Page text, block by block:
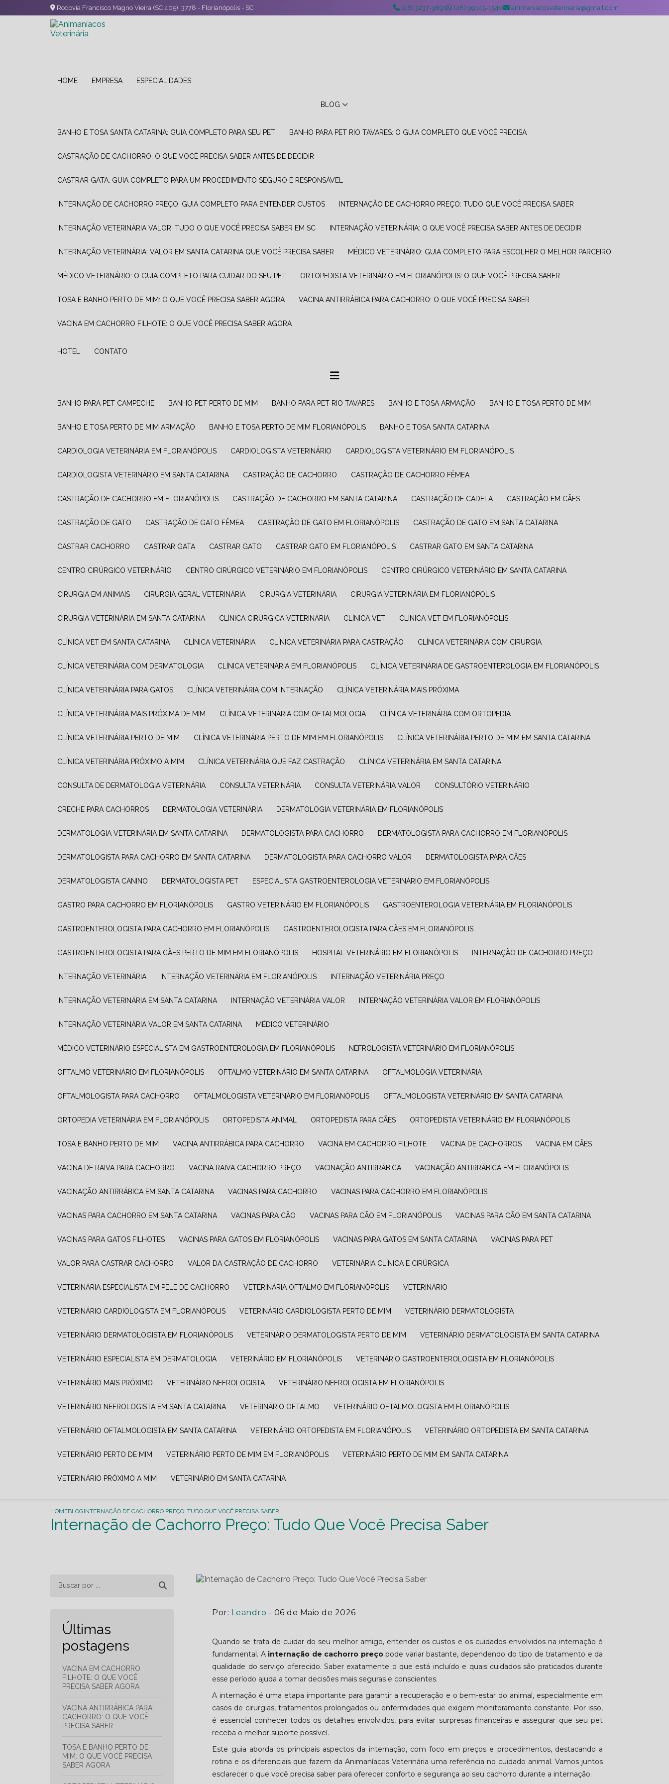
Rodovia Francisco Magno Vieira (SC 405), 3778 - Florianópolis - SC (48) 3237-3891 (48) 99145-1540 animaniacosveterinaria@gmail.com
HOME EMPRESA ESPECIALIDADES
BLOG
BANHO E TOSA SANTA CATARINA: GUIA COMPLETO PARA SEU PET BANHO PARA PET RIO TAVARES: O GUIA COMPLETO QUE VOCÊ PRECISA
CASTRAÇÃO DE CACHORRO: O QUE VOCÊ PRECISA SABER ANTES DE DECIDIR
CASTRAR GATA: GUIA COMPLETO PARA UM PROCEDIMENTO SEGURO E RESPONSÁVEL
INTERNAÇÃO DE CACHORRO PREÇO: GUIA COMPLETO PARA ENTENDER CUSTOS INTERNAÇÃO DE CACHORRO PREÇO: TUDO QUE VOCÊ PRECISA SABER
INTERNAÇÃO VETERINÁRIA VALOR: TUDO O QUE VOCÊ PRECISA SABER EM SC INTERNAÇÃO VETERINÁRIA: O QUE VOCÊ PRECISA SABER ANTES DE DECIDIR
INTERNAÇÃO VETERINÁRIA: VALOR EM SANTA CATARINA QUE VOCÊ PRECISA SABER MÉDICO VETERINÁRIO: GUIA COMPLETO PARA ESCOLHER O MELHOR PARCEIRO
MÉDICO VETERINÁRIO: O GUIA COMPLETO PARA CUIDAR DO SEU PET ORTOPEDISTA VETERINÁRIO EM FLORIANÓPOLIS: O QUE VOCÊ PRECISA SABER
TOSA E BANHO PERTO DE MIM: O QUE VOCÊ PRECISA SABER AGORA VACINA ANTIRRÁBICA PARA CACHORRO: O QUE VOCÊ PRECISA SABER
VACINA EM CACHORRO FILHOTE: O QUE VOCÊ PRECISA SABER AGORA
HOTEL CONTATO
BANHO PARA PET CAMPECHE BANHO PET PERTO DE MIM BANHO PARA PET RIO TAVARES BANHO E TOSA ARMAÇÃO BANHO E TOSA PERTO DE MIM
BANHO E TOSA PERTO DE MIM ARMAÇÃO BANHO E TOSA PERTO DE MIM FLORIANÓPOLIS BANHO E TOSA SANTA CATARINA
CARDIOLOGIA VETERINÁRIA EM FLORIANÓPOLIS CARDIOLOGISTA VETERINÁRIO CARDIOLOGISTA VETERINÁRIO EM FLORIANÓPOLIS
CARDIOLOGISTA VETERINÁRIO EM SANTA CATARINA CASTRAÇÃO DE CACHORRO CASTRAÇÃO DE CACHORRO FÊMEA
CASTRAÇÃO DE CACHORRO EM FLORIANÓPOLIS CASTRAÇÃO DE CACHORRO EM SANTA CATARINA CASTRAÇÃO DE CADELA CASTRAÇÃO EM CÃES
CASTRAÇÃO DE GATO CASTRAÇÃO DE GATO FÊMEA CASTRAÇÃO DE GATO EM FLORIANÓPOLIS CASTRAÇÃO DE GATO EM SANTA CATARINA
CASTRAR CACHORRO CASTRAR GATA CASTRAR GATO CASTRAR GATO EM FLORIANÓPOLIS CASTRAR GATO EM SANTA CATARINA
CENTRO CIRÚRGICO VETERINÁRIO CENTRO CIRÚRGICO VETERINÁRIO EM FLORIANÓPOLIS CENTRO CIRÚRGICO VETERINÁRIO EM SANTA CATARINA
CIRURGIA EM ANIMAIS CIRURGIA GERAL VETERINÁRIA CIRURGIA VETERINÁRIA CIRURGIA VETERINÁRIA EM FLORIANÓPOLIS
CIRURGIA VETERINÁRIA EM SANTA CATARINA CLÍNICA CIRÚRGICA VETERINÁRIA CLÍNICA VET CLÍNICA VET EM FLORIANÓPOLIS
CLÍNICA VET EM SANTA CATARINA CLÍNICA VETERINÁRIA CLÍNICA VETERINÁRIA PARA CASTRAÇÃO CLÍNICA VETERINÁRIA COM CIRURGIA
CLÍNICA VETERINÁRIA COM DERMATOLOGIA CLÍNICA VETERINÁRIA EM FLORIANÓPOLIS CLÍNICA VETERINÁRIA DE GASTROENTEROLOGIA EM FLORIANÓPOLIS
CLÍNICA VETERINÁRIA PARA GATOS CLÍNICA VETERINÁRIA COM INTERNAÇÃO CLÍNICA VETERINÁRIA MAIS PRÓXIMA
CLÍNICA VETERINÁRIA MAIS PRÓXIMA DE MIM CLÍNICA VETERINÁRIA COM OFTALMOLOGIA CLÍNICA VETERINÁRIA COM ORTOPEDIA
CLÍNICA VETERINÁRIA PERTO DE MIM CLÍNICA VETERINÁRIA PERTO DE MIM EM FLORIANÓPOLIS CLÍNICA VETERINÁRIA PERTO DE MIM EM SANTA CATARINA
CLÍNICA VETERINÁRIA PRÓXIMO A MIM CLÍNICA VETERINÁRIA QUE FAZ CASTRAÇÃO CLÍNICA VETERINÁRIA EM SANTA CATARINA
CONSULTA DE DERMATOLOGIA VETERINÁRIA CONSULTA VETERINÁRIA CONSULTA VETERINÁRIA VALOR CONSULTÓRIO VETERINÁRIO
CRECHE PARA CACHORROS DERMATOLOGIA VETERINÁRIA DERMATOLOGIA VETERINÁRIA EM FLORIANÓPOLIS
DERMATOLOGIA VETERINÁRIA EM SANTA CATARINA DERMATOLOGISTA PARA CACHORRO DERMATOLOGISTA PARA CACHORRO EM FLORIANÓPOLIS
DERMATOLOGISTA PARA CACHORRO EM SANTA CATARINA DERMATOLOGISTA PARA CACHORRO VALOR DERMATOLOGISTA PARA CÃES
DERMATOLOGISTA CANINO DERMATOLOGISTA PET ESPECIALISTA GASTROENTEROLOGIA VETERINÁRIO​ EM FLORIANÓPOLIS
GASTRO PARA CACHORRO EM FLORIANÓPOLIS GASTRO VETERINÁRIO EM FLORIANÓPOLIS GASTROENTEROLOGIA VETERINÁRIA EM FLORIANÓPOLIS
GASTROENTEROLOGISTA PARA CACHORRO EM FLORIANÓPOLIS GASTROENTEROLOGISTA PARA CÃES EM FLORIANÓPOLIS
GASTROENTEROLOGISTA PARA CÃES PERTO DE MIM EM FLORIANÓPOLIS HOSPITAL VETERINÁRIO EM FLORIANÓPOLIS INTERNAÇÃO DE CACHORRO PREÇO
INTERNAÇÃO VETERINÁRIA INTERNAÇÃO VETERINÁRIA EM FLORIANÓPOLIS INTERNAÇÃO VETERINÁRIA PREÇO
INTERNAÇÃO VETERINÁRIA EM SANTA CATARINA INTERNAÇÃO VETERINÁRIA VALOR​ INTERNAÇÃO VETERINÁRIA VALOR​ EM FLORIANÓPOLIS
INTERNAÇÃO VETERINÁRIA VALOR​ EM SANTA CATARINA MÉDICO VETERINÁRIO
MÉDICO VETERINÁRIO ESPECIALISTA EM GASTROENTEROLOGIA EM FLORIANÓPOLIS NEFROLOGISTA VETERINÁRIO EM FLORIANÓPOLIS
OFTALMO VETERINÁRIO EM FLORIANÓPOLIS OFTALMO VETERINÁRIO EM SANTA CATARINA OFTALMOLOGIA VETERINÁRIA
OFTALMOLOGISTA PARA CACHORRO OFTALMOLOGISTA VETERINÁRIO EM FLORIANÓPOLIS OFTALMOLOGISTA VETERINÁRIO EM SANTA CATARINA
ORTOPEDIA VETERINÁRIA EM FLORIANÓPOLIS ORTOPEDISTA ANIMAL ORTOPEDISTA PARA CÃES ORTOPEDISTA VETERINÁRIO EM FLORIANÓPOLIS
TOSA E BANHO PERTO DE MIM VACINA ANTIRRÁBICA PARA CACHORRO VACINA EM CACHORRO FILHOTE VACINA DE CACHORROS VACINA EM CÃES
VACINA DE RAIVA PARA CACHORRO VACINA RAIVA CACHORRO PREÇO VACINAÇÃO ANTIRRÁBICA VACINAÇÃO ANTIRRÁBICA EM FLORIANÓPOLIS
VACINAÇÃO ANTIRRÁBICA EM SANTA CATARINA VACINAS PARA CACHORRO VACINAS PARA CACHORRO EM FLORIANÓPOLIS
VACINAS PARA CACHORRO EM SANTA CATARINA VACINAS PARA CÃO VACINAS PARA CÃO EM FLORIANÓPOLIS VACINAS PARA CÃO EM SANTA CATARINA
VACINAS PARA GATOS FILHOTES VACINAS PARA GATOS EM FLORIANÓPOLIS VACINAS PARA GATOS EM SANTA CATARINA VACINAS PARA PET
VALOR PARA CASTRAR CACHORRO VALOR DA CASTRAÇÃO DE CACHORRO VETERINÁRIA CLÍNICA E CIRÚRGICA
VETERINÁRIA ESPECIALISTA EM PELE DE CACHORRO VETERINÁRIA OFTALMO EM FLORIANÓPOLIS VETERINÁRIO
VETERINÁRIO CARDIOLOGISTA EM FLORIANÓPOLIS VETERINÁRIO CARDIOLOGISTA PERTO DE MIM VETERINÁRIO DERMATOLOGISTA
VETERINÁRIO DERMATOLOGISTA EM FLORIANÓPOLIS VETERINÁRIO DERMATOLOGISTA PERTO DE MIM VETERINÁRIO DERMATOLOGISTA EM SANTA CATARINA
VETERINÁRIO ESPECIALISTA EM DERMATOLOGIA VETERINÁRIO EM FLORIANÓPOLIS VETERINÁRIO GASTROENTEROLOGISTA EM FLORIANÓPOLIS
VETERINÁRIO MAIS PRÓXIMO VETERINÁRIO NEFROLOGISTA VETERINÁRIO NEFROLOGISTA EM FLORIANÓPOLIS
VETERINÁRIO NEFROLOGISTA EM SANTA CATARINA VETERINÁRIO OFTALMO VETERINÁRIO OFTALMOLOGISTA EM FLORIANÓPOLIS
VETERINÁRIO OFTALMOLOGISTA EM SANTA CATARINA VETERINÁRIO ORTOPEDISTA EM FLORIANÓPOLIS VETERINÁRIO ORTOPEDISTA EM SANTA CATARINA
VETERINÁRIO PERTO DE MIM VETERINÁRIO PERTO DE MIM EM FLORIANÓPOLIS VETERINÁRIO PERTO DE MIM EM SANTA CATARINA
VETERINÁRIO PRÓXIMO A MIM VETERINÁRIO EM SANTA CATARINA
HOMEBLOGINTERNAÇÃO DE CACHORRO PREÇO: TUDO QUE VOCÊ PRECISA SABER
Internação de Cachorro Preço: Tudo Que Você Precisa Saber
Últimas
postagens
VACINA EM CACHORRO
FILHOTE: O QUE VOCÊ
PRECISA SABER AGORA
VACINA ANTIRRÁBICA PARA
CACHORRO: O QUE VOCÊ
PRECISA SABER
TOSA E BANHO PERTO DE
MIM: O QUE VOCÊ PRECISA
SABER AGORA
Por: Leandro - 06 de Maio de 2026
Quando se trata de cuidar do seu melhor amigo, entender os custos e os cuidados envolvidos na internação é
fundamental. A internação de cachorro preçopode variar bastante, dependendo do tipo de tratamento e da
qualidade do serviço oferecido. Saber exatamente o que está incluído e quais cuidados são praticados durante
esse período ajuda a tomar decisões mais seguras e conscientes.
A internação é uma etapa importante para garantir a recuperação e o bem-estar do animal, especialmente em
casos de cirurgias, tratamentos prolongados ou enfermidades que exigem monitoramento constante. Por isso,
é essencial conhecer todos os detalhes envolvidos, para evitar surpresas financeiras e assegurar que seu pet
receba o melhor suporte possível.
Este guia aborda os principais aspectos da internação, com foco em preços e procedimentos, destacando a
rotina e os diferenciais que fazem da Animaníacos Veterinária uma referência no cuidado animal. Vamos juntos
esclarecer o que você precisa saber para oferecer conforto e segurança ao seu cachorro durante a internação.